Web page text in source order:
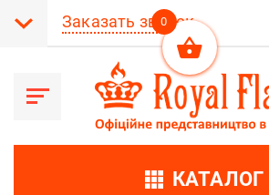
Заказать звонок
КАТАЛОГ
0